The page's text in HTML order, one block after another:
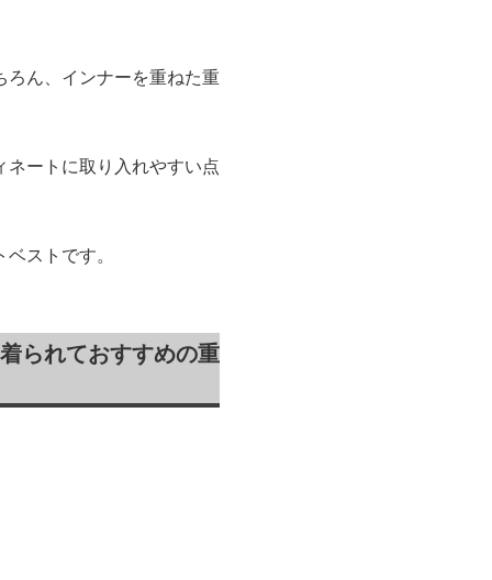
ろん、インナーを重ねた重
ートに取り入れやすい点
ストです。
られておすすめの重